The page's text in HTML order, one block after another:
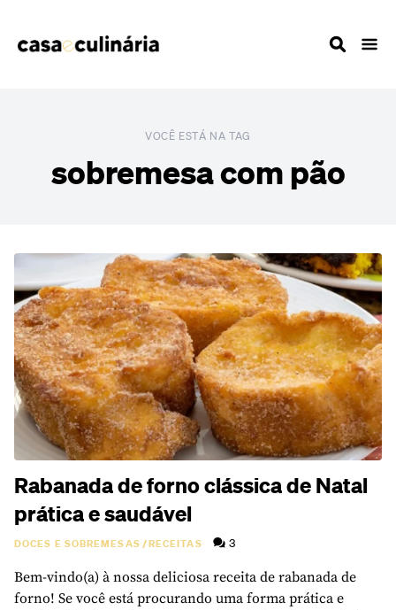
VOCÊ ESTÁ NA TAG
sobremesa com pão
Rabanada de forno clássica de Natal
prática e saudável
DOCES E SOBREMESAS/RECEITAS 3
Bem-vindo(a) à nossa deliciosa receita de rabanada de
forno! Se você está procurando uma forma prática e